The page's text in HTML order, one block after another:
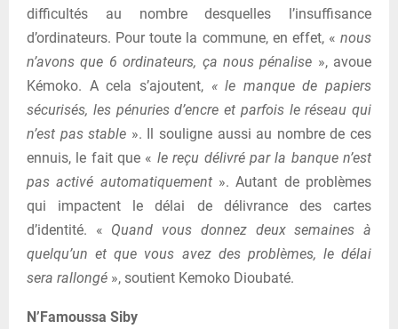
difficultés au nombre desquelles l’insuffisance
d’ordinateurs. Pour toute la commune, en effet, « nous
n’avons que 6 ordinateurs, ça nous pénalise », avoue
Kémoko. A cela s’ajoutent, « le manque de papiers
sécurisés, les pénuries d’encre et parfois le réseau qui
n’est pas stable ». Il souligne aussi au nombre de ces
ennuis, le fait que « le reçu délivré par la banque n’est
pas activé automatiquement ». Autant de problèmes
qui impactent le délai de délivrance des cartes
d’identité. « Quand vous donnez deux semaines à
quelqu’un et que vous avez des problèmes, le délai
sera rallongé », soutient Kemoko Dioubaté.
N’Famoussa Siby